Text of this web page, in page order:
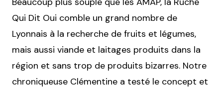
Qui Dit Oui comble un grand nombre de
Lyonnais à la recherche de fruits et légumes,
mais aussi viande et laitages produits dans la
région et sans trop de produits bizarres. Notre
chroniqueuse Clémentine a testé le concept et